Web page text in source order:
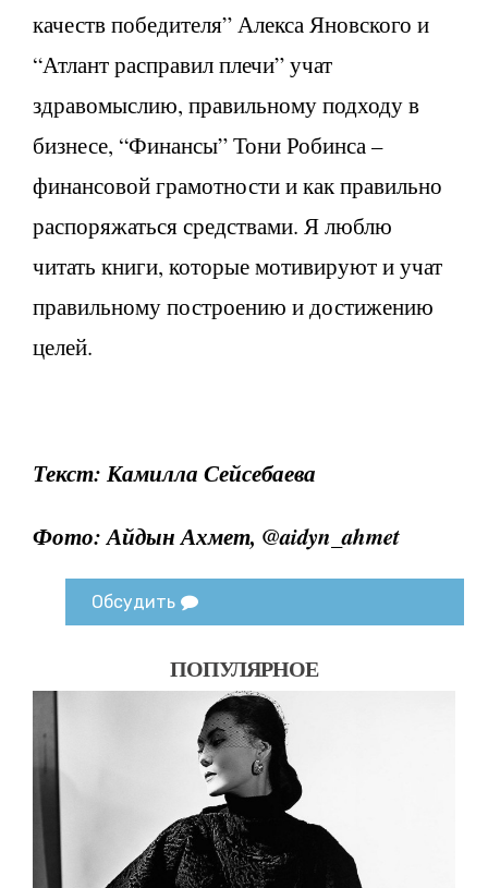
качеств победителя” Алекса Яновского и
“Атлант расправил плечи” учат
здравомыслию, правильному подходу в
бизнесе, “Финансы” Тони Робинса –
финансовой грамотности и как правильно
распоряжаться средствами. Я люблю
читать книги, которые мотивируют и учат
правильному построению и достижению
целей.
Текст: Камилла Сейсебаева
Фото: Айдын Ахмет, @aidyn_ahmet
Обсудить
ПОПУЛЯРНОЕ